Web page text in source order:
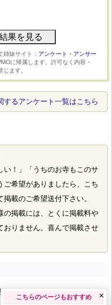
姉妹サイト： アンケート・アンサー
に帰属します。許可なく内容・
ます。
るアンケート一覧はこちら
い！」「うちのお寺もこのサ
ご希望がありましたら、こち
掲載のご希望送付下さい。
掲載には、とくに掲載料や
おりません。喜んで掲載させ
の年齢早見表とともにお伝え
こちらのページもおすすめ ×